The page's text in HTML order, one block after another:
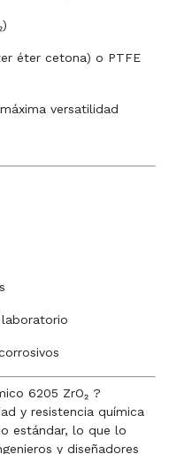
éter cetona) o PTFE
versatilidad
6205 ZrO₂ ?
y resistencia química
estándar, lo que lo
y diseñadores